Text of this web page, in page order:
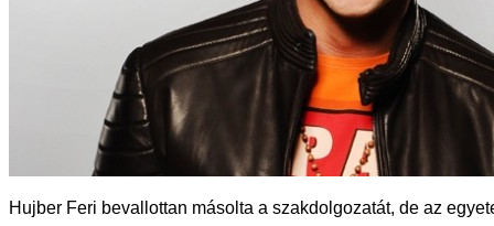
Hujber Feri bevallottan másolta a szakdolgozatát, de az